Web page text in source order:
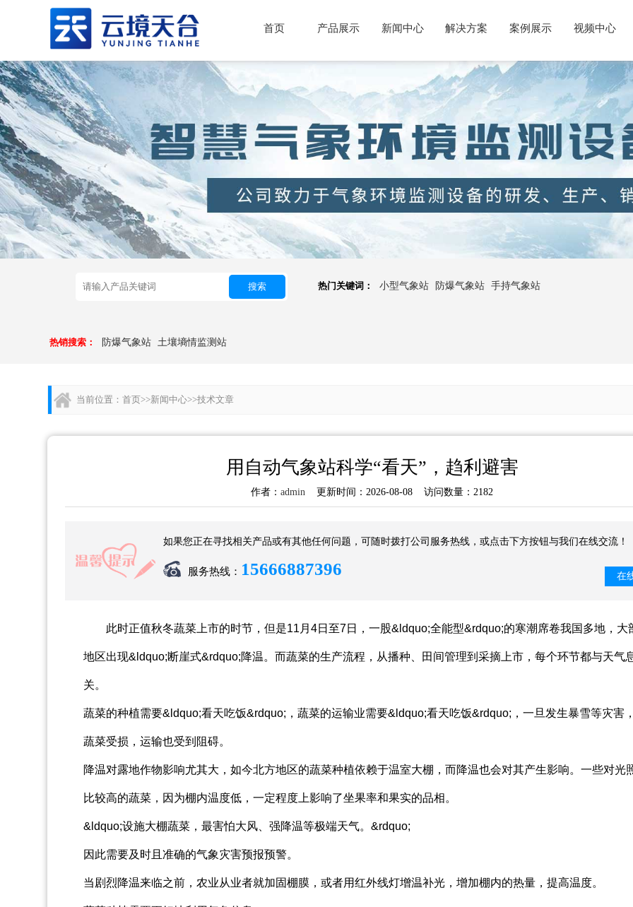
首页 产品展示 新闻中心 解决方案 案例展示 视频中心
搜索 热门关键词： 小型气象站 防爆气象站 手持气象站
热销搜索： 防爆气象站 土壤墒情监测站
当前位置：首页>>新闻中心>>技术文章
用自动气象站科学“看天”，趋利避害
作者：admin 更新时间：2026-08-08 访问数量：2182
如果您正在寻找相关产品或有其他任何问题，可随时拨打公司服务热线，或点击下方按钮与我们在线交流！
服务热线： 15666887396 在
此时正值秋冬蔬菜上市的时节，但是11月4日至7日，一股&ldquo;全能型&rdquo;的寒潮席卷我国多地，大
地区出现&ldquo;断崖式&rdquo;降温。而蔬菜的生产流程，从播种、田间管理到采摘上市，每个环节都与天气
关。
蔬菜的种植需要&ldquo;看天吃饭&rdquo;，蔬菜的运输业需要&ldquo;看天吃饭&rdquo;，一旦发生暴雪等灾害
蔬菜受损，运输也受到阻碍。
降温对露地作物影响尤其大，如今北方地区的蔬菜种植依赖于温室大棚，而降温也会对其产生影响。一些对光
比较高的蔬菜，因为棚内温度低，一定程度上影响了坐果率和果实的品相。
&ldquo;设施大棚蔬菜，最害怕大风、强降温等极端天气。&rdquo;
因此需要及时且准确的气象灾害预报预警。
当剧烈降温来临之前，农业从业者就加固棚膜，或者用红外线灯增温补光，增加棚内的热量，提高温度。